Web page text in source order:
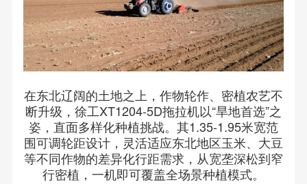
在东北辽阔的土地之上，作物轮作、密植农艺不
断升级，徐工XT1204-5D拖拉机以“旱地首选”之
姿，直面多样化种植挑战。其1.35-1.95米宽范
围可调轮距设计，灵活适应东北地区玉米、大豆
等不同作物的差异化行距需求，从宽垄深松到窄
行密植，一机即可覆盖全场景种植模式。